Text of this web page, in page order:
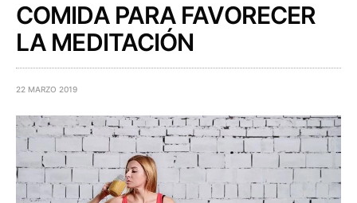
COMIDA PARA FAVORECER
LA MEDITACIÓN
22 MARZO 2019